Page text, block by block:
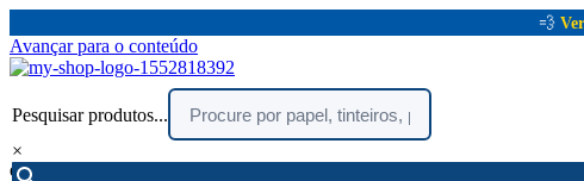
💨
Avançar para o conteúdo
Pesquisar produtos...
×
encomendar por telefone :